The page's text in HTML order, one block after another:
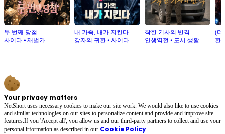
두 번째 당첨
사이다 ⦁ 재벌가
내 가족, 내가 지킨다
강자의 귀환⦁ 사이다
착한 기사의 반격
인생역전 ⦁ 도시 생활
(더
환
Your privacy matters
NetShort uses necessary cookies to make our site work. We would also like to use cookies
and similar technologies on our sites to personalize content and provide and improve site
features.If you 'Accept all', you allow us and our third-party partners to collect and use your
personal irformation as described in our Cookie Policy.